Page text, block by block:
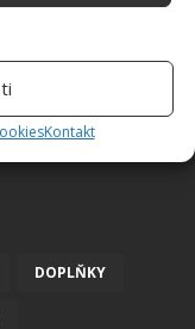
Kontakt
DOPLŇKY